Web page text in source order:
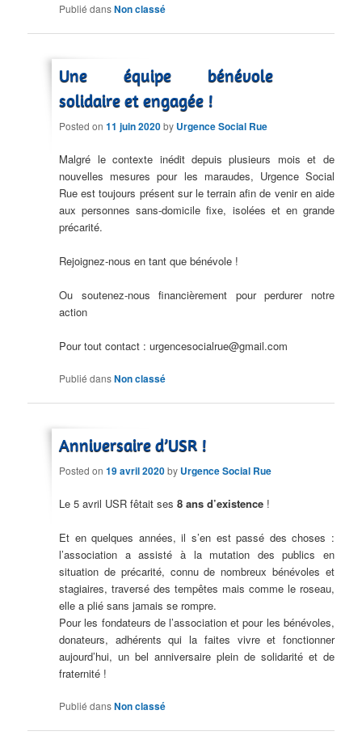
Publié dansNon classé
Une équipe bénévole
solidaire et engagée !
Posted on11 juin 2020by Urgence Social Rue
Malgré le contexte inédit depuis plusieurs mois et de
nouvelles mesures pour les maraudes, Urgence Social
Rue est toujours présent sur le terrain afin de venir en aide
aux personnes sans-domicile fixe, isolées et en grande
précarité.
Rejoignez-nous en tant que bénévole !
Ou soutenez-nous financièrement pour perdurer notre
action
Pour tout contact : urgencesocialrue@gmail.com
Publié dansNon classé
Anniversaire d’USR !
Posted on19 avril 2020by Urgence Social Rue
Le 5 avril USR fêtait ses8 ans d’existence !
Et en quelques années, il s’en est passé des choses :
l’association a assisté à la mutation des publics en
situation de précarité, connu de nombreux bénévoles et
stagiaires, traversé des tempêtes mais comme le roseau,
elle a plié sans jamais se rompre.
Pour les fondateurs de l’association et pour les bénévoles,
donateurs, adhérents qui la faites vivre et fonctionner
aujourd’hui, un bel anniversaire plein de solidarité et de
fraternité !
Publié dansNon classé